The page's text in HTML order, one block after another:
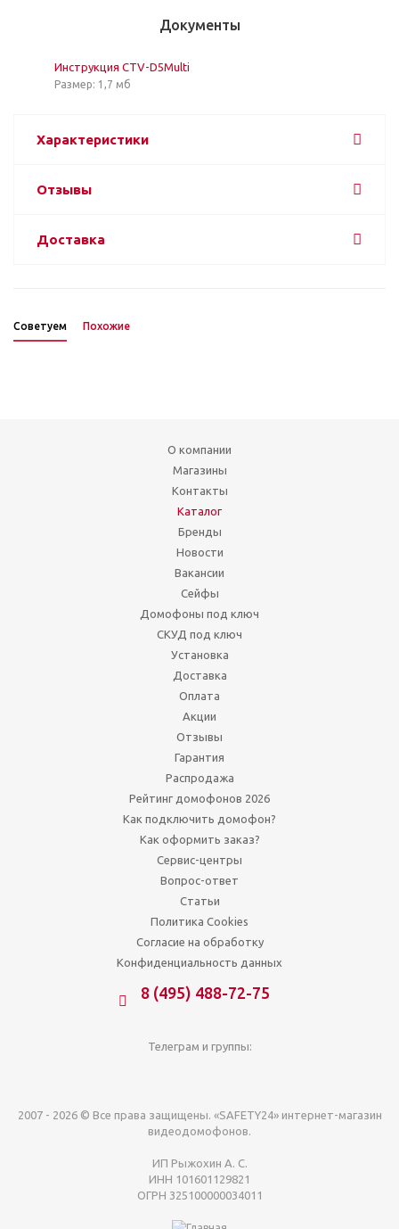
Документы
Инструкция CTV-D5Multi
Размер: 1,7 мб
Характеристики
Отзывы
Доставка
Советуем Похожие
О компании
Магазины
Контакты
Каталог
Бренды
Новости
Вакансии
Сейфы
Домофоны под ключ
СКУД под ключ
Установка
Доставка
Оплата
Акции
Отзывы
Гарантия
Распродажа
Рейтинг домофонов 2026
Как подключить домофон?
Как оформить заказ?
Сервис-центры
Вопрос-ответ
Статьи
Политика Cookies
Согласие на обработку
Конфиденциальность данных
8 (495) 488-72-75
Телеграм и группы:
2007 - 2026 © Все права защищены. «SAFETY24» интернет-магазин
видеодомофонов.
ИП Рыжохин А. С.
ИНН 101601129821
ОГРН 325100000034011